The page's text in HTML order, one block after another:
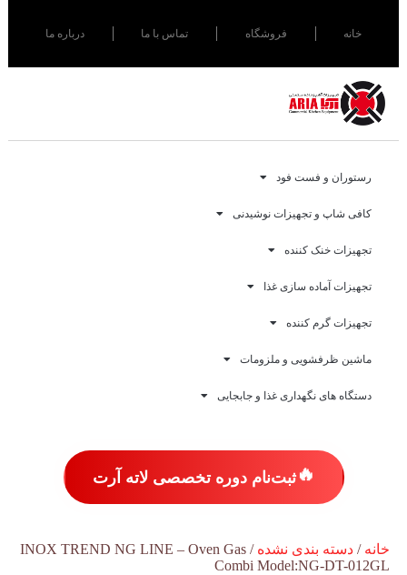
خانه فروشگاه تماس با ما درباره ما
رستوران و فست فود
کافی شاپ و تجهیزات نوشیدنی
تجهیزات خنک کننده
تجهیزات آماده سازی غذا
تجهیزات گرم کننده
ماشین ظرفشویی و ملزومات
دستگاه های نگهداری غذا و جابجایی
🔥ثبت‌نام دوره تخصصی لاته آرت
خانه / دسته بندی نشده
/ INOX TREND NG LINE – Oven Gas
Combi Model:NG-DT-012GL